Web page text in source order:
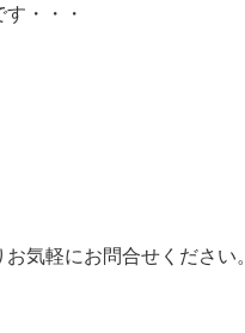
・・・
気軽にお問合せください。